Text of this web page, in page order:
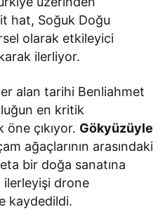
hat, Soğuk Doğu
olarak etkileyici
ilerliyor.
alan tarihi Benliahmet
en kritik
çıkıyor. Gökyüzüyle
ağaçlarının arasındaki
bir doğa sanatına
drone
kaydedildi.